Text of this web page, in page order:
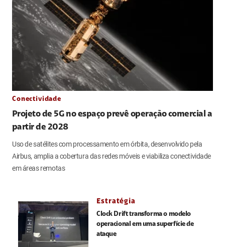
Conectividade
Projeto de 5G no espaço prevê operação comercial a
partir de 2028
Uso de satélites com processamento em órbita, desenvolvido pela
Airbus, amplia a cobertura das redes móveis e viabiliza conectividade
em áreas remotas
Estratégia
Clock Drift transforma o modelo
operacional em uma superfície de
ataque